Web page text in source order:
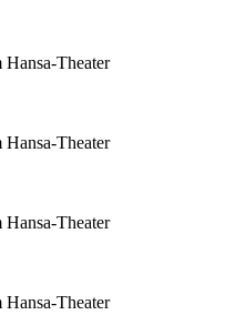
Hansa-Theater
Hansa-Theater
Hansa-Theater
Hansa-Theater